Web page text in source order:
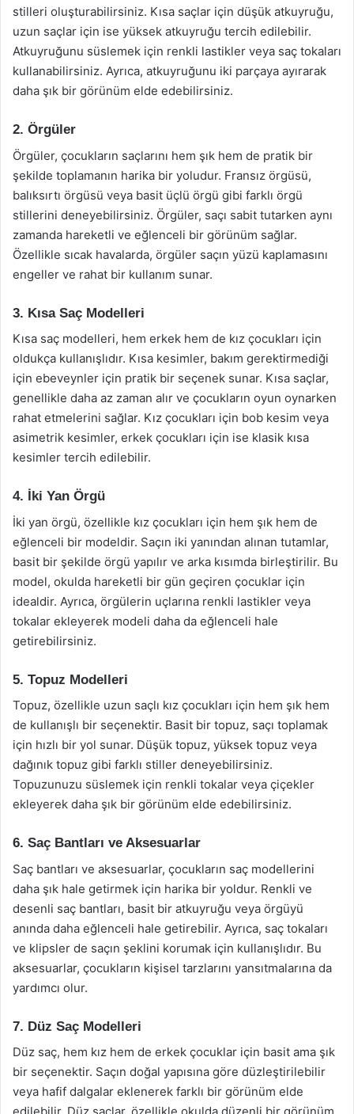
stilleri oluşturabilirsiniz. Kısa saçlar için düşük atkuyruğu,
uzun saçlar için ise yüksek atkuyruğu tercih edilebilir.
Atkuyruğunu süslemek için renkli lastikler veya saç tokaları
kullanabilirsiniz. Ayrıca, atkuyruğunu iki parçaya ayırarak
daha şık bir görünüm elde edebilirsiniz.
2. Örgüler
Örgüler, çocukların saçlarını hem şık hem de pratik bir
şekilde toplamanın harika bir yoludur. Fransız örgüsü,
balıksırtı örgüsü veya basit üçlü örgü gibi farklı örgü
stillerini deneyebilirsiniz. Örgüler, saçı sabit tutarken aynı
zamanda hareketli ve eğlenceli bir görünüm sağlar.
Özellikle sıcak havalarda, örgüler saçın yüzü kaplamasını
engeller ve rahat bir kullanım sunar.
3. Kısa Saç Modelleri
Kısa saç modelleri, hem erkek hem de kız çocukları için
oldukça kullanışlıdır. Kısa kesimler, bakım gerektirmediği
için ebeveynler için pratik bir seçenek sunar. Kısa saçlar,
genellikle daha az zaman alır ve çocukların oyun oynarken
rahat etmelerini sağlar. Kız çocukları için bob kesim veya
asimetrik kesimler, erkek çocukları için ise klasik kısa
kesimler tercih edilebilir.
4. İki Yan Örgü
İki yan örgü, özellikle kız çocukları için hem şık hem de
eğlenceli bir modeldir. Saçın iki yanından alınan tutamlar,
basit bir şekilde örgü yapılır ve arka kısımda birleştirilir. Bu
model, okulda hareketli bir gün geçiren çocuklar için
idealdir. Ayrıca, örgülerin uçlarına renkli lastikler veya
tokalar ekleyerek modeli daha da eğlenceli hale
getirebilirsiniz.
5. Topuz Modelleri
Topuz, özellikle uzun saçlı kız çocukları için hem şık hem
de kullanışlı bir seçenektir. Basit bir topuz, saçı toplamak
için hızlı bir yol sunar. Düşük topuz, yüksek topuz veya
dağınık topuz gibi farklı stiller deneyebilirsiniz.
Topuzunuzu süslemek için renkli tokalar veya çiçekler
ekleyerek daha şık bir görünüm elde edebilirsiniz.
6. Saç Bantları ve Aksesuarlar
Saç bantları ve aksesuarlar, çocukların saç modellerini
daha şık hale getirmek için harika bir yoldur. Renkli ve
desenli saç bantları, basit bir atkuyruğu veya örgüyü
anında daha eğlenceli hale getirebilir. Ayrıca, saç tokaları
ve klipsler de saçın şeklini korumak için kullanışlıdır. Bu
aksesuarlar, çocukların kişisel tarzlarını yansıtmalarına da
yardımcı olur.
7. Düz Saç Modelleri
Düz saç, hem kız hem de erkek çocuklar için basit ama şık
bir seçenektir. Saçın doğal yapısına göre düzleştirilebilir
veya hafif dalgalar eklenerek farklı bir görünüm elde